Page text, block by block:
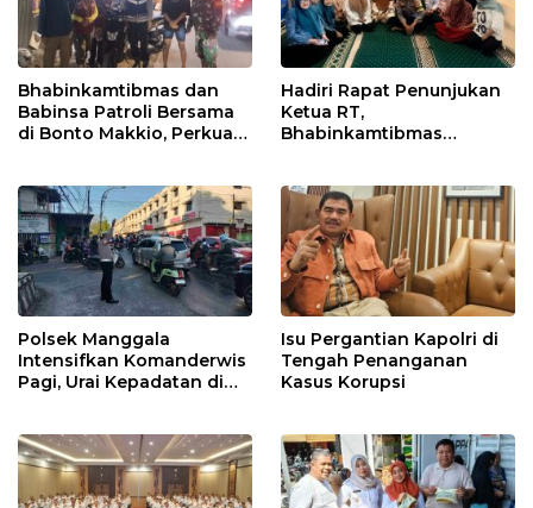
Bhabinkamtibmas dan
Babinsa Patroli Bersama
di Bonto Makkio, Perkuat
Hadiri Rapat Penunjukan
Ketua RT,
Bhabinkamtibmas
dengan Warga
Polsek Manggala
Intensifkan Komanderwis
Pagi, Urai Kepadatan di
Isu Pergantian Kapolri di
Tengah Penanganan
Kasus Korupsi